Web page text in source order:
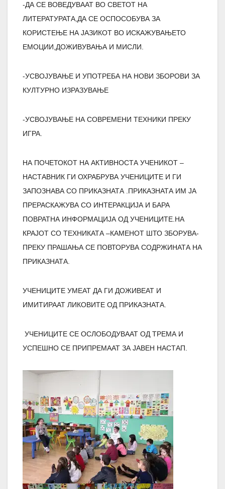
-ДА СЕ ВОВЕДУВААТ ВО СВЕТОТ НА
ЛИТЕРАТУРАТА,ДА СЕ ОСПОСОБУВА ЗА
КОРИСТЕЊЕ НА ЈАЗИКОТ ВО ИСКАЖУВАЊЕТО
ЕМОЦИИ,ДОЖИВУВАЊА И МИСЛИ.
-УСВОЈУВАЊЕ И УПОТРЕБА НА НОВИ ЗБОРОВИ ЗА
КУЛТУРНО ИЗРАЗУВАЊЕ
-УСВОЈУВАЊЕ НА СОВРЕМЕНИ ТЕХНИКИ ПРЕКУ
ИГРА.
НА ПОЧЕТОКОТ НА АКТИВНОСТА УЧЕНИКОТ –
НАСТАВНИК ГИ ОХРАБРУВА УЧЕНИЦИТЕ И ГИ
ЗАПОЗНАВА СО ПРИКАЗНАТА .ПРИКАЗНАТА ИМ ЈА
ПРЕРАСКАЖУВА СО ИНТЕРАКЦИЈА И БАРА
ПОВРАТНА ИНФОРМАЦИЈА ОД УЧЕНИЦИТЕ.НА
КРАЈОТ СО ТЕХНИКАТА –КАМЕНОТ ШТО ЗБОРУВА-
ПРЕКУ ПРАШАЊА СЕ ПОВТОРУВА СОДРЖИНАТА НА
ПРИКАЗНАТА.
УЧЕНИЦИТЕ УМЕАТ ДА ГИ ДОЖИВЕАТ И
ИМИТИРААТ ЛИКОВИТЕ ОД ПРИКАЗНАТА.
УЧЕНИЦИТЕ СЕ ОСЛОБОДУВААТ ОД ТРЕМА И
УСПЕШНО СЕ ПРИПРЕМААТ ЗА ЈАВЕН НАСТАП.